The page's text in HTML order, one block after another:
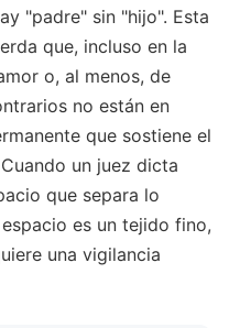
"padre" sin "hijo". Esta
que, incluso en la
o, al menos, de
no están en
que sostiene el
un juez dicta
que separa lo
es un tejido fino,
una vigilancia